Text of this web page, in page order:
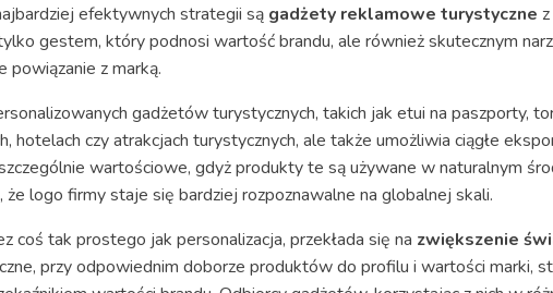
efektywnych strategii są gadżety reklamowe turystyczne
gestem, który podnosi wartość brandu, ale również skutecznym
powiązanie z marką.
gadżetów turystycznych, takich jak etui na paszporty,
hotelach czy atrakcjach turystycznych, ale także umożliwia ciągłe
wartościowe, gdyż produkty te są używane w naturalnym
że logo firmy staje się bardziej rozpoznawalne na globalnej skali.
coś tak prostego jak personalizacja, przekłada się na zwiększenie
przy odpowiednim doborze produktów do profilu i wartości marki,